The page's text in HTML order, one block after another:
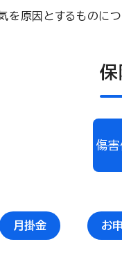
を原因とするものに
保
傷
月掛金 お